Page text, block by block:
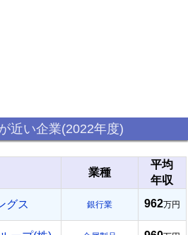
近い企業(2022年度)
業種
平均
年収
グス
銀行業 962万円